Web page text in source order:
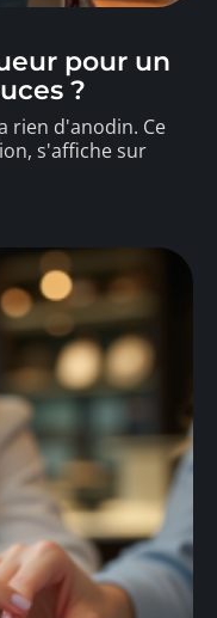
pour un
?
rien d'anodin. Ce
s'affiche sur